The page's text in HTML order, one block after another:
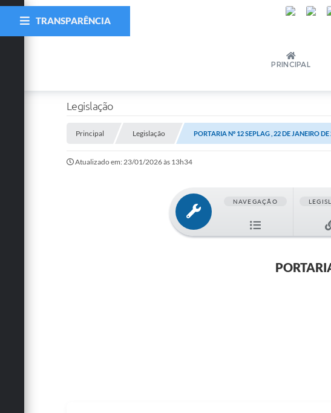
PRINCIPAL
TRANSPARÊNCIA
Legislação
Principal Legislação PORTARIA Nº 12 SEPLAG , 22 DE JANEIRO DE
Atualizado em: 23/01/2026 às 13h34
NAVEGAÇÃO